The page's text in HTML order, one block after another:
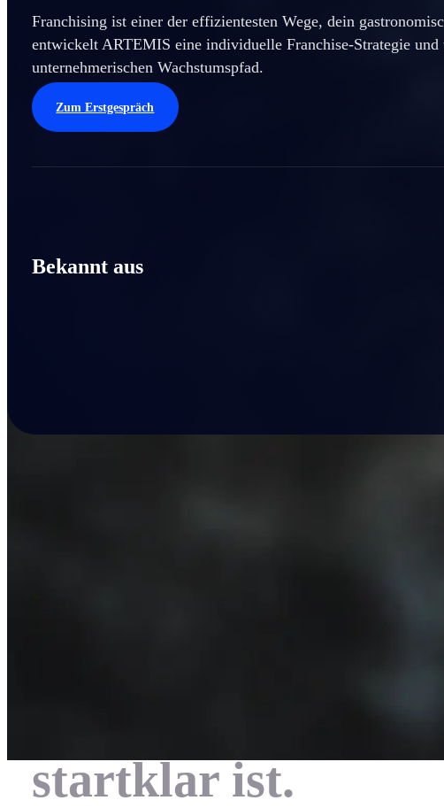
Franchising ist einer der effizientesten Wege, dein
entwickelt ARTEMIS eine individuelle Franchise-Strategie
unternehmerischen Wachstumspfad.
Zum Erstgespräch
Bekannt aus
Ob Foodtruck,
Gastronomie-
ein
startklar ist.